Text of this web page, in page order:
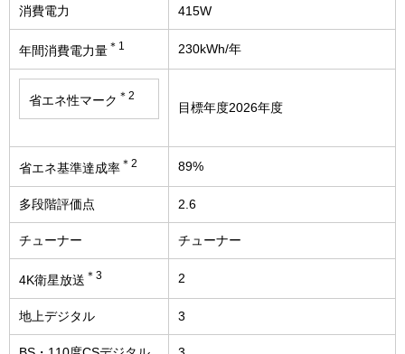
消費電力 415W
年間消費電力量 ＊1 230kWh/年
省エネ性マーク ＊2
目標年度2026年度
省エネ基準達成率 ＊2 89%
多段階評価点 2.6
チューナー チューナー
4K衛星放送 ＊3 2
地上デジタル 3